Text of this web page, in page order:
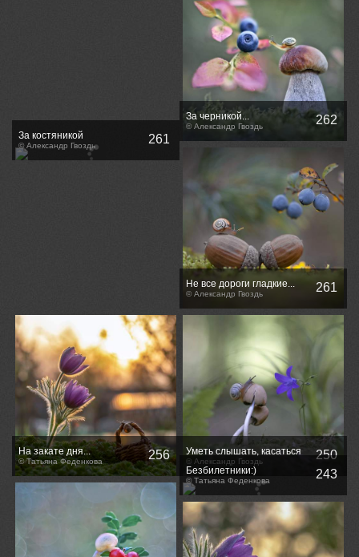
За черникой...
© Александр Гвоздь 262
За костяникой
© Александр Гвоздь 261
Не все дороги гладкие...
© Александр Гвоздь 261
На закате дня...
© Татьяна Феденкова 256
Уметь слышать, касаться
сердцем...
© Александр Гвоздь 250
Безбилетники:)
© Татьяна Феденкова 243